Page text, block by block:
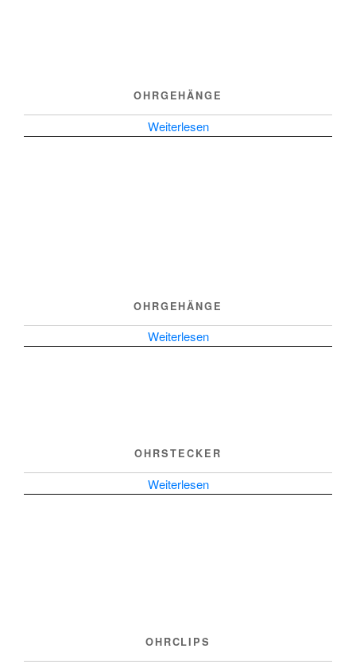
OHRGEHÄNGE
Weiterlesen
OHRGEHÄNGE
Weiterlesen
OHRSTECKER
Weiterlesen
OHRCLIPS